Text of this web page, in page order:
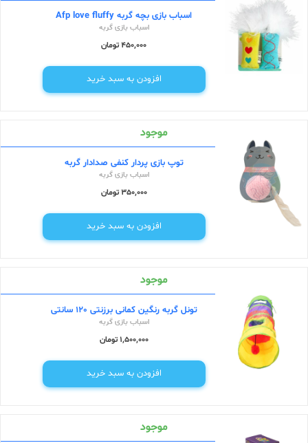
اسباب بازی بچه گربه Afp love fluffy
اسباب بازی گربه
450,000 تومان
افزودن به سبد خرید
موجود
توپ بازی پردار کنفی صدادار گربه
اسباب بازی گربه
350,000 تومان
افزودن به سبد خرید
موجود
تونل گربه رنگین کمانی برزنتی 120 سانتی
اسباب بازی گربه
1,500,000 تومان
افزودن به سبد خرید
موجود